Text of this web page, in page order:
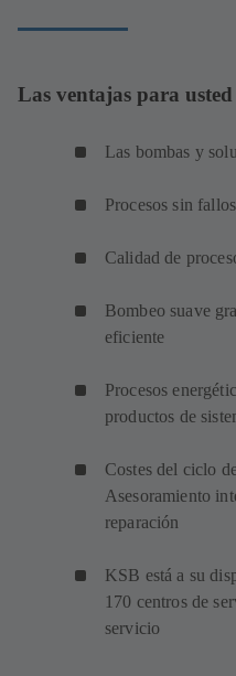
Las ventajas para usted
Las bombas y
Procesos sin
Calidad de
Bombeo suave
eficiente
Procesos
productos de
Costes del ciclo
Asesoramiento
reparación
KSB está a su
170 centros de
servicio